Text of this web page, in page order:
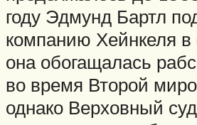
году Эдмунд Бартл
компанию Хейнкеля в
она обогащалась
во время Второй
однако Верховный